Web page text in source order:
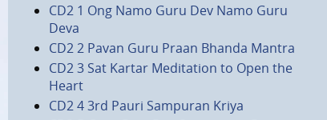
CD2 1 Ong Namo Guru Dev Namo Guru
Deva
CD2 2 Pavan Guru Praan Bhanda Mantra
CD2 3 Sat Kartar Meditation to Open the
Heart
CD2 4 3rd Pauri Sampuran Kriya